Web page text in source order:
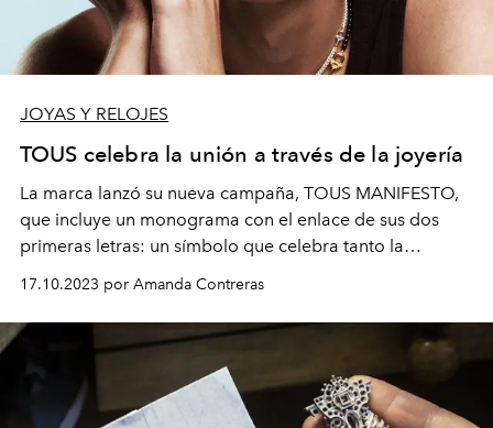
JOYAS Y RELOJES
TOUS celebra la unión a través de la joyería
La marca lanzó su nueva campaña, TOUS MANIFESTO,
que incluye un monograma con el enlace de sus dos
primeras letras: un símbolo que celebra tanto la
conexión entre las joyas como entre las personas.
17.10.2023 por Amanda Contreras